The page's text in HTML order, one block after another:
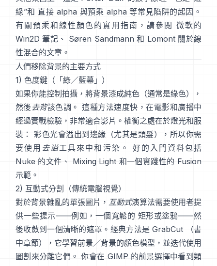
緣”和 直接 alpha 與預乘 alpha 等常見陷阱的起因。
有關預乘和線性顏色的實用指南，請參閱 微軟的
Win2D 筆記 、 Søren Sandmann 和 Lomont 關於線
性混合的文章 。
人們移除背景的主要方式
1) 色度鍵（「綠／藍幕」）
如果你能控制拍攝，將背景漆成純色（通常是綠色），
然後 去背該色調。 這種方法速度快，在電影和廣播中
經過實戰檢驗，非常適合影片。權衡之處在於燈光和服
裝： 彩色光會溢出到邊緣（尤其是頭髮），所以你需
要使用 去溢工具來中和污染。 好的入門資料包括
Nuke 的文件 、 Mixing Light 和一個實踐性的 Fusion
示範 。
2) 互動式分割（傳統電腦視覺）
對於背景雜亂的單張圖片， 互動式演算法需要使用者提
供一些提示——例如，一個寬鬆的 矩形或塗鴉——然
後收斂到一個清晰的遮罩。經典方法是 GrabCut （書
中章節），它學習前景／背景的顏色模型，並迭代使用
圖割來分離它們。 你會在 GIMP 的前景選擇中看到類